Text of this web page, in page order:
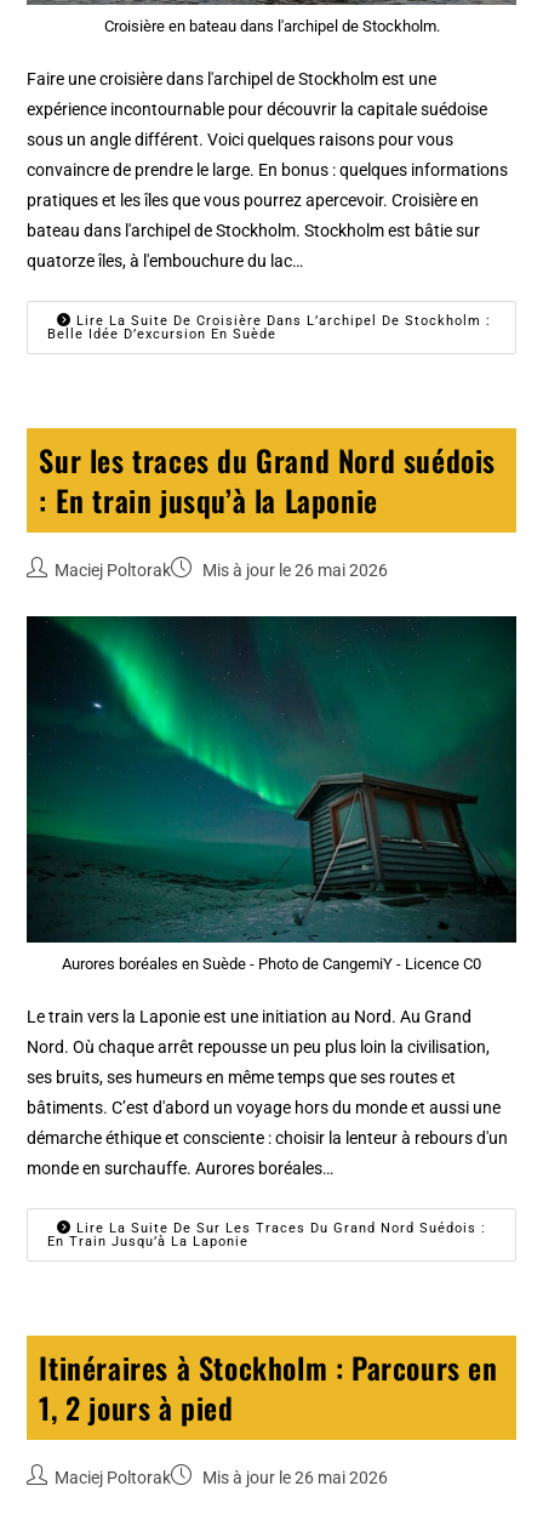
Croisière en bateau dans l'archipel de Stockholm.
Faire une croisière dans l'archipel de Stockholm est une
expérience incontournable pour découvrir la capitale suédoise
sous un angle différent. Voici quelques raisons pour vous
convaincre de prendre le large. En bonus : quelques informations
pratiques et les îles que vous pourrez apercevoir. Croisière en
bateau dans l'archipel de Stockholm. Stockholm est bâtie sur
quatorze îles, à l'embouchure du lac…
Lire La Suite De Croisière Dans L’archipel De Stockholm :
Belle Idée D’excursion En Suède
Sur les traces du Grand Nord suédois
: En train jusqu’à la Laponie
Maciej Poltorak Mis à jour le 26 mai 2026
Aurores boréales en Suède - Photo de CangemiY - Licence C0
Le train vers la Laponie est une initiation au Nord. Au Grand
Nord. Où chaque arrêt repousse un peu plus loin la civilisation,
ses bruits, ses humeurs en même temps que ses routes et
bâtiments. C’est d'abord un voyage hors du monde et aussi une
démarche éthique et consciente : choisir la lenteur à rebours d'un
monde en surchauffe. Aurores boréales…
Lire La Suite De Sur Les Traces Du Grand Nord Suédois :
En Train Jusqu’à La Laponie
Itinéraires à Stockholm : Parcours en
1, 2 jours à pied
Maciej Poltorak Mis à jour le 26 mai 2026